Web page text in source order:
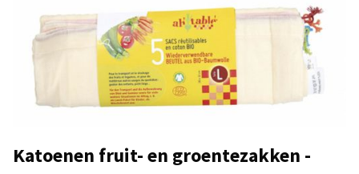
Katoenen fruit- en groentezakken -